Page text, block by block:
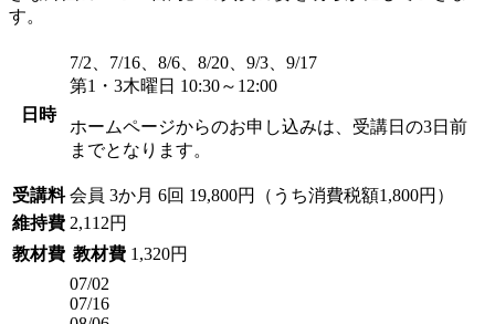
す。
日時
7/2、7/16、8/6、8/20、9/3、9/17
第1・3木曜日 10:30～12:00
ホームページからのお申し込みは、受講日の3日前
までとなります。
受講料 会員 3か月 6回 19,800円（うち消費税額1,800円）
維持費 2,112円
教材費 教材費 1,320円
07/02
07/16